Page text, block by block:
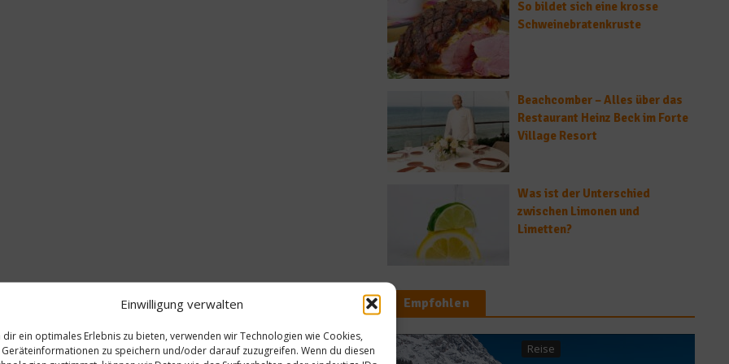
Einwilligung verwalten
dir ein optimales Erlebnis zu bieten, verwenden wir Technologien wie Cookies,
Geräteinformationen zu speichern und/oder darauf zuzugreifen. Wenn du diesen
So bildet sich eine krosse
Schweinebratenkruste
Beachcomber – Alles über das
Restaurant Heinz Beck im Forte
Village Resort
Was ist der Unterschied
zwischen Limonen und
Limetten?
Empfohlen
Reise